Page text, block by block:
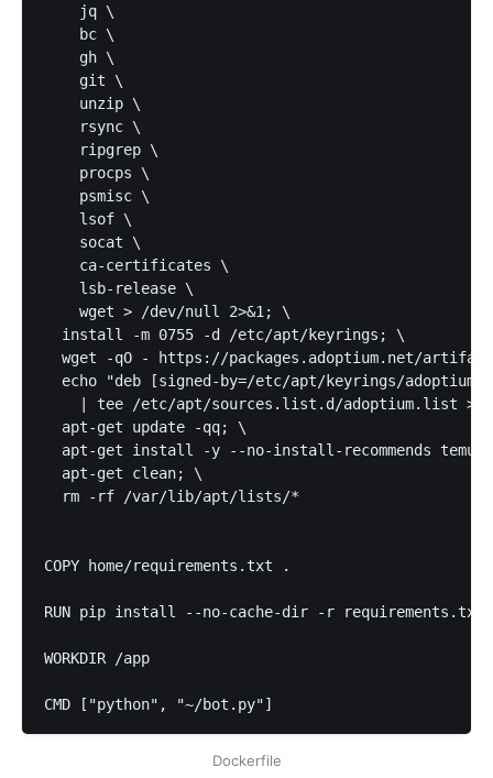
    jq \
    bc \
    gh \
    git \
    unzip \
    rsync \
    ripgrep \
    procps \
    psmisc \
    lsof \
    socat \
    ca-certificates \
    lsb-release \
    wget > /dev/null 2>&1; \
  install -m 0755 -d /etc/apt/keyrings; \
wget -qO - https://packages.adoptium.net/
echo "deb [signed-by=/etc/apt/keyrings/
| tee /etc/apt/sources.list.d/adoptium.list >
  apt-get update -qq; \
apt-get install -y --no-install-recommends
  apt-get clean; \
  rm -rf /var/lib/apt/lists/*
COPY home/requirements.txt .
RUN pip install --no-cache-dir -r requirements.txt
WORKDIR /app
CMD ["python", "~/bot.py"]
Dockerfile